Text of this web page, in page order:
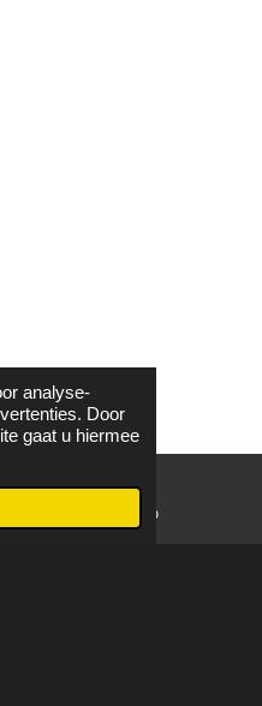
analyse-
Door
gaat u hiermee
WhatsApp